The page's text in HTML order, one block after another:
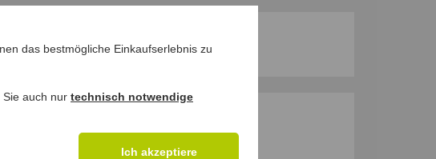
ZUM PRODUKT
das bestmögliche Einkaufserlebnis zu
Sie auch nur technisch notwendige
Ich akzeptiere